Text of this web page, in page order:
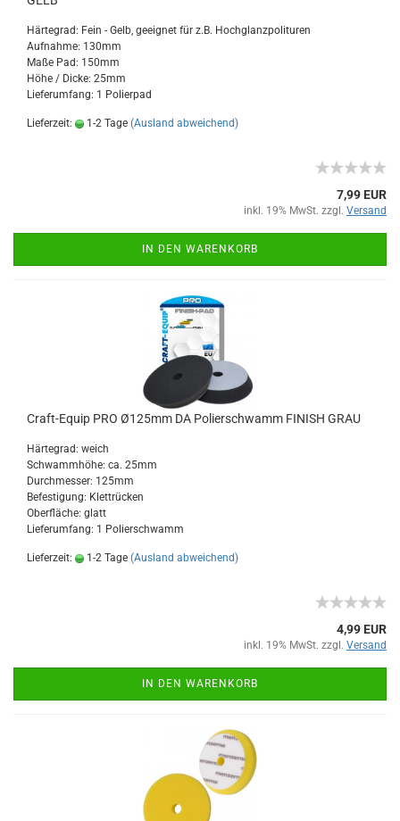
Härtegrad: Fein - Gelb, geeignet für z.B. Hochglanzpolituren
Aufnahme: 130mm
Maße Pad: 150mm
Höhe / Dicke: 25mm
Lieferumfang: 1 Polierpad
Lieferzeit: 1-2 Tage (Ausland abweichend)
7,99 EUR
inkl. 19% MwSt. zzgl. Versand
IN DEN WARENKORB
Craft-Equip PRO Ø125mm DA Polierschwamm FINISH GRAU
Härtegrad: weich
Schwammhöhe: ca. 25mm
Durchmesser: 125mm
Befestigung: Klettrücken
Oberfläche: glatt
Lieferumfang: 1 Polierschwamm
Lieferzeit: 1-2 Tage (Ausland abweichend)
4,99 EUR
inkl. 19% MwSt. zzgl. Versand
IN DEN WARENKORB